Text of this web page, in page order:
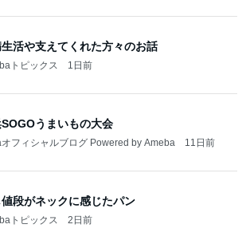
活や支えてくれた方々のお話
トピックス 1日前
うまいもの大会
フィシャルブログ Powered by Ameba 11日前
段がネックに感じたパン
トピックス 2日前